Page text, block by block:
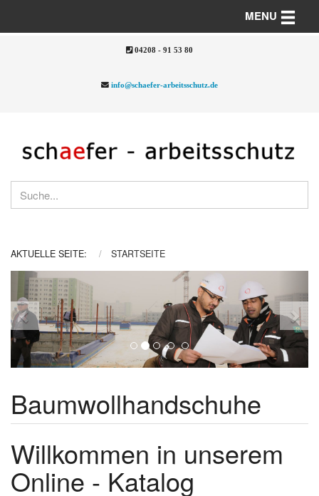
04208 - 91 53 80
info@schaefer-arbeitsschutz.de
MENU Toggle
AKTUELLE SEITE: STARTSEITE
Previous
Baumwollhandschuhe
Willkommen in unserem
Online - Katalog